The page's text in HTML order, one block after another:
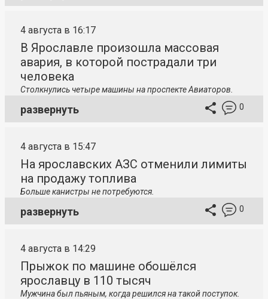
4 августа в 16:17
В Ярославле произошла массовая
авария, в которой пострадали три
человека
Столкнулись четыре машины на проспекте Авиаторов.
развернуть 0
4 августа в 15:47
На ярославских АЗС отменили лимиты
на продажу топлива
Больше канистры не потребуются.
развернуть 0
4 августа в 14:29
Прыжок по машине обошёлся
ярославцу в 110 тысяч
Мужчина был пьяным, когда решился на такой поступок.